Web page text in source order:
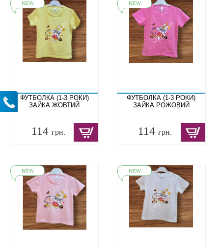
ФУТБОЛКА (1-3 РОКИ)
ЗАЙКА ЖОВТИЙ
114 грн.
ФУТБОЛКА (1-3 РОКИ)
ЗАЙКА РОЖОВИЙ
114грн.